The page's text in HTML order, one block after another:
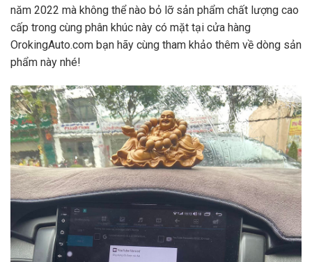
năm 2022 mà không thể nào bỏ lỡ sản phẩm chất lượng cao
cấp trong cùng phân khúc này có mặt tại cửa hàng
OrokingAuto.com bạn hãy cùng tham khảo thêm về dòng sản
phẩm này nhé!